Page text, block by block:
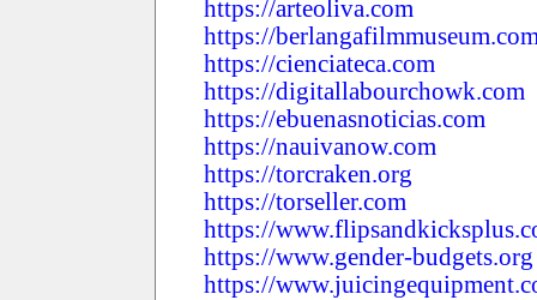
https://arteoliva.com
https://
https://cienciateca.com
https://digitallabourchowk.com
https://ebuenasnoticias.com
https://nauivanow.com
https://torcraken.org
https://torseller.com
https://
https://www.gender-budgets.org
https://